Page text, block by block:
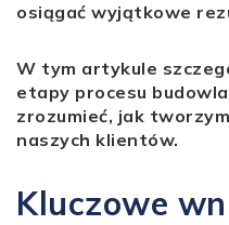
osiągać wyjątkowe
W tym artykule
etapy procesu
zrozumieć, jak
naszych klientów.
Kluczowe